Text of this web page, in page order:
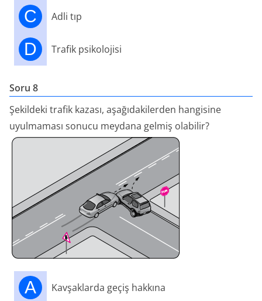
C Adli tıp
D Trafik psikolojisi
Soru 8
Şekildeki trafik kazası, aşağıdakilerden hangisine
uyulmaması sonucu meydana gelmiş olabilir?
A Kavşaklarda geçiş hakkına